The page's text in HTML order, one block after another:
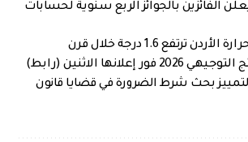
الفائزين بالجوائز الربع سنوية لحسابات
ترتفع 1.6 درجة خلال قرن
إعلانها الاثنين (رابط)
بحث شرط الضرورة في قضايا قانون